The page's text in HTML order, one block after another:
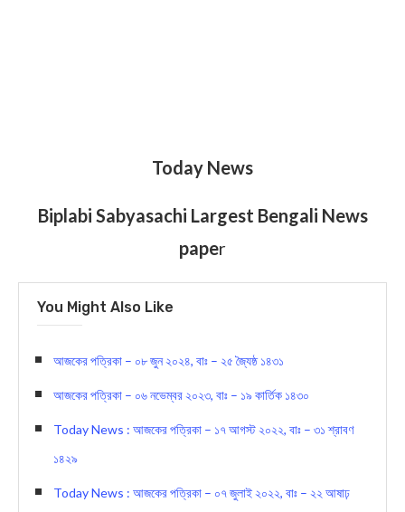
Today News
Biplabi Sabyasachi Largest Bengali News
paper
You Might Also Like
আজকের পত্রিকা – ০৮ জুন ২০২৪, বাঃ – ২৫ জ্যৈষ্ঠ ১৪৩১
আজকের পত্রিকা – ০৬ নভেম্বর ২০২৩, বাঃ – ১৯ কার্তিক ১৪৩০
Today News : আজকের পত্রিকা – ১৭ আগস্ট ২০২২, বাঃ – ৩১ শ্রাবণ
১৪২৯
Today News : আজকের পত্রিকা – ০৭ জুলাই ২০২২, বাঃ – ২২ আষাঢ়